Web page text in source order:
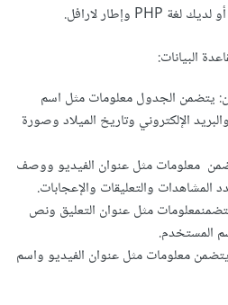
البيانات:
يتضمن الجدول معلومات مثل اسم
الإلكتروني وتاريخ الميلاد وصورة
معلومات مثل عنوان الفيديو ووصف
المشاهدات والتعليقات والإعجابات.
مثل عنوان التعليق ونص
المستخدم.
معلومات مثل عنوان الفيديو واسم